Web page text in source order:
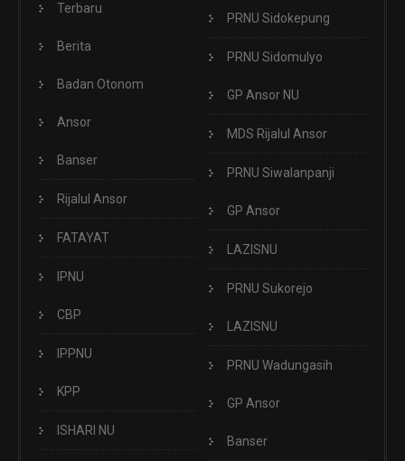
Terbaru
Berita
Badan Otonom
Ansor
Banser
Rijalul Ansor
FATAYAT
IPNU
CBP
IPPNU
KPP
ISHARI NU
PRNU Sidokepung
PRNU Sidomulyo
GP Ansor NU
MDS Rijalul Ansor
PRNU Siwalanpanji
GP Ansor
LAZISNU
PRNU Sukorejo
LAZISNU
PRNU Wadungasih
GP Ansor
Banser